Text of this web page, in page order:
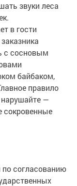
звуки леса
в гости
с сосновым
байбаком,
правило
нарушайте —
сокровенные
согласованию